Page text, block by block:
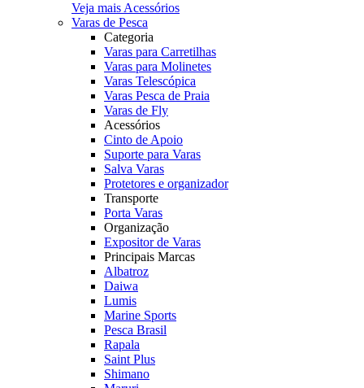
Veja mais Acessórios
Varas de Pesca
Categoria
Varas para Carretilhas
Varas para Molinetes
Varas Telescópica
Varas Pesca de Praia
Varas de Fly
Acessórios
Cinto de Apoio
Suporte para Varas
Salva Varas
Protetores e organizador
Transporte
Porta Varas
Organização
Expositor de Varas
Principais Marcas
Albatroz
Daiwa
Lumis
Marine Sports
Pesca Brasil
Rapala
Saint Plus
Shimano